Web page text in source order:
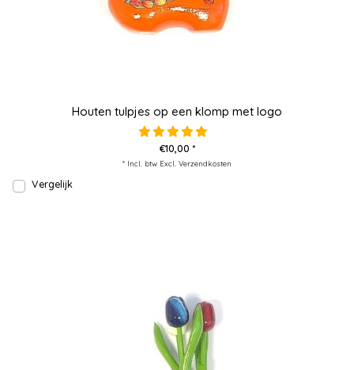
Houten tulpjes op een klomp met logo
€10,00 *
* Incl. btw Excl. Verzendkosten
Vergelijk